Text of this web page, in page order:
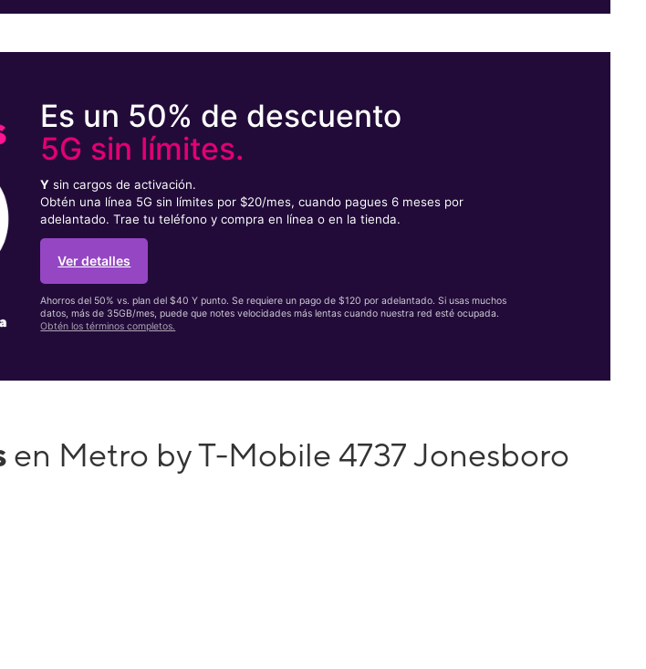
Es un 50% de descuento
5G sin límites.
Y sin cargos de activación.
Obtén una línea 5G sin límites por $20/mes, cuando pagues 6 meses por
adelantado. Trae tu teléfono y compra en línea o en la tienda.
Ver detalles
Ahorros del 50% vs. plan del $40 Y punto. Se requiere un pago de $120 por adelantado. Si usas muchos
datos, más de 35GB/mes, puede que notes velocidades más lentas cuando nuestra red esté ocupada.
Obtén los términos completos.
en Metro by T-Mobile 4737 Jonesboro